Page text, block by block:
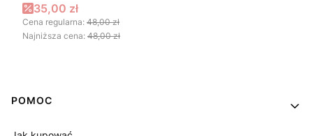
Cena promocyjna
35,00 zł
Cena regularna: 48,00 zł
Najniższa cena: 48,00 zł
Linki w stopce
POMOC